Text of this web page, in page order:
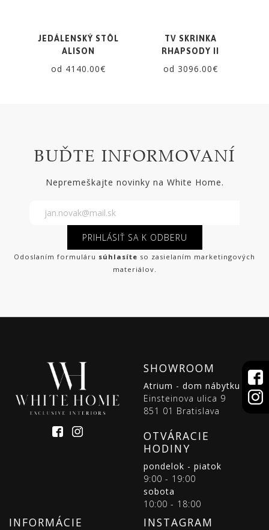
JEDÁLENSKÝ STÔL
ALISON
od 4140.00€
TV SKRINKA
RHAPSODY II
od 3096.00€
BUĎTE INFORMOVANÍ
Nepremeškajte novinky na White Home.
PRIHLÁSIŤ SA K ODBERU
Odoslaním formuláru súhlasíte so zasielaním marketingových
materiálov.
SHOWROOM
Atrium - dom nábytku
Einsteinova ulica 9
851 01 Bratislava
OTVÁRACIE
HODINY
pondelok - piatok
9:00 - 19:00
sobota
10:00 - 18:00
INFORMÁCIE INSTAGRAM